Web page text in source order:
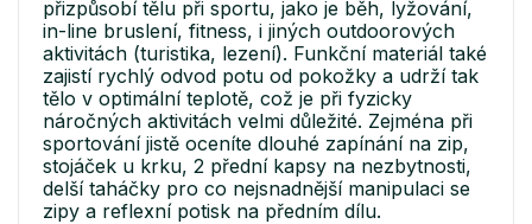
přizpůsobí tělu při sportu, jako je běh, lyžování,
in-line bruslení, fitness, i jiných outdoorových
aktivitách (turistika, lezení). Funkční materiál také
zajistí rychlý odvod potu od pokožky a udrží tak
tělo v optimální teplotě, což je při fyzicky
náročných aktivitách velmi důležité. Zejména při
sportování jistě oceníte dlouhé zapínání na zip,
stojáček u krku, 2 přední kapsy na nezbytnosti,
delší taháčky pro co nejsnadnější manipulaci se
zipy a reflexní potisk na předním dílu.